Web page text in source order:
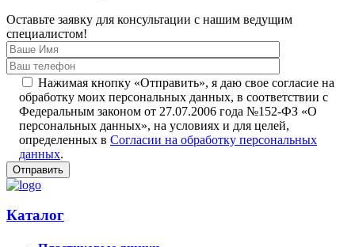
Оставьте заявку для консультации с нашим ведущим
специалистом!
Нажимая кнопку «Отправить», я даю свое согласие на
обработку моих персональных данных, в соответствии с
Федеральным законом от 27.07.2006 года №152-ФЗ «О
персональных данных», на условиях и для целей,
определенных в Согласии на обработку персональных
данных.
Каталог